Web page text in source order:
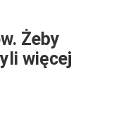
Żeby
więcej